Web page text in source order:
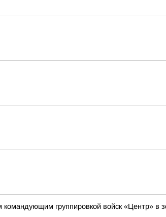
группировкой войск «Центр» в